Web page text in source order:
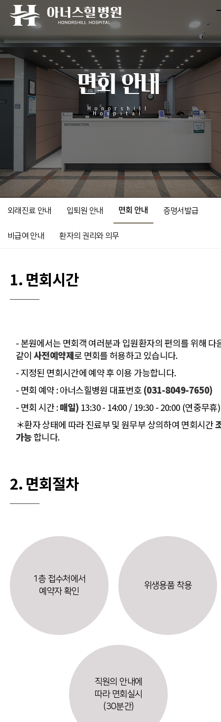
면회 안내
Honorshill
Hospital
외래진료 안내 입퇴원 안내 면회 안내 증명서발급
비급여 안내 환자의 권리와 의무
1. 면회시간
- 본원에서는 면회객 여러분과 입원환자의 편의를 위해 다
같이사전예약제로 면회를 허용하고 있습니다.
- 지정된 면회시간에 예약 후 이용 가능합니다.
- 면회 예약 : 아너스힐병원 대표번호(031-8049-7650)
- 면회 시간 :매일) 13:30 - 14:00 / 19:30 - 20:00 (연중무휴)
＊환자 상태에 따라 진료부 및 원무부 상의하여 면회시간
가능합니다.
2. 면회절차
1층 접수처에서
예약자 확인
위생용품 착용
직원의 안내에
따라 면회실시
(30분간)